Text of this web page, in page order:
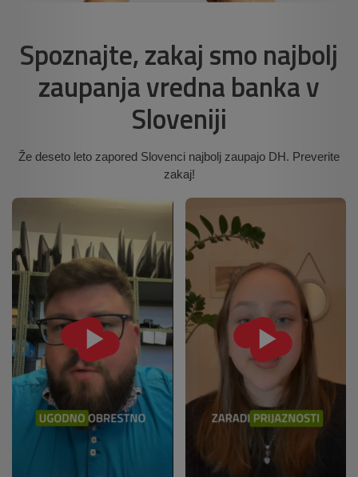
Spoznajte, zakaj smo najbolj
zaupanja vredna banka v
Sloveniji
Že deseto leto zapored Slovenci najbolj zaupajo DH. Preverite
zakaj!